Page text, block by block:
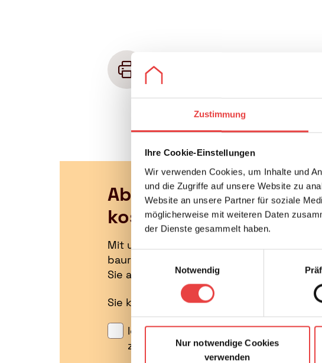
Zustimmung
Ihre Cookie-Einstellungen
Wir verwenden Cookies, um Inhalte und
und die Zugriffe auf unsere Website zu
Website an unsere Partner für soziale
möglicherweise mit weiteren Daten
der Dienste gesammelt haben.
Einwilligungsauswahl
Notwendig
Nur notwendige Cookies
verwenden
Klicken Sie hier
, um die
generierte Dokument auch als
Abonnieren Sie jetzt
kostenlosen Newsletter
Mit unserem monatlichen Newsletter
baurechtlichen Verbraucherthemen
Sie außerdem alle aktuellen Termine und
Sie können diesen Service in jedem
Ich habe die
zu.